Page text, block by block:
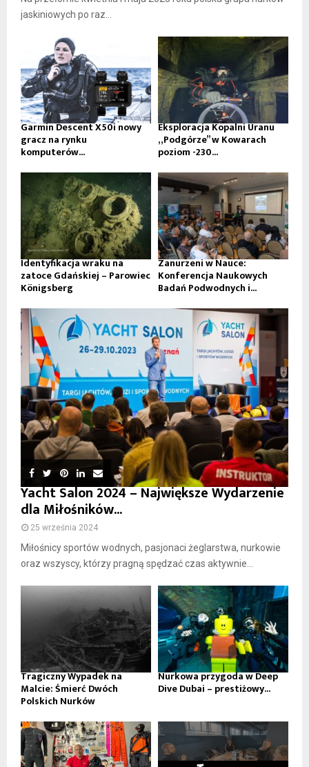
jaskiniowych po raz...
Garmin Descent X50i nowy
gracz na rynku
komputerów...
Eksploracja Kopalni Uranu
„Podgórze” w Kowarach
poziom -230...
Identyfikacja wraku na
zatoce Gdańskiej – Parowiec
Königsberg
Zanurzeni w Nauce:
Konferencja Naukowych
Badań Podwodnych i...
Yacht Salon 2024 – Największe Wydarzenie
dla Miłośników...
25 września 2024
Miłośnicy sportów wodnych, pasjonaci żeglarstwa, nurkowie
oraz wszyscy, którzy pragną spędzać czas aktywnie...
Tragiczny Wypadek na
Malcie: Śmierć Dwóch
Polskich Nurków
Nurkowa przygoda w Deep
Dive Dubai – prestiżowy...